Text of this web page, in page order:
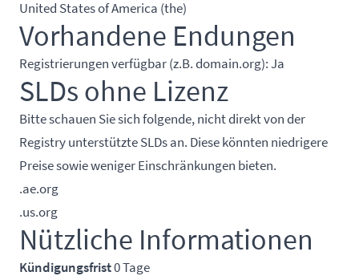
United States of America (the)
Vorhandene Endungen
Registrierungen verfügbar (z.B. domain.org): Ja
SLDs ohne Lizenz
Bitte schauen Sie sich folgende, nicht direkt von der
Registry unterstützte SLDs an. Diese könnten niedrigere
Preise sowie weniger Einschränkungen bieten.
.ae.org
.us.org
Nützliche Informationen
Kündigungsfrist0 Tage